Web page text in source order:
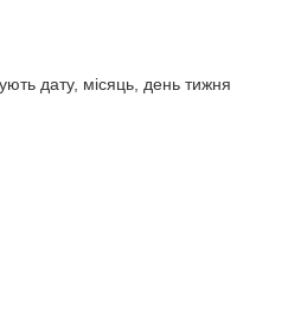
дату, місяць, день тижня